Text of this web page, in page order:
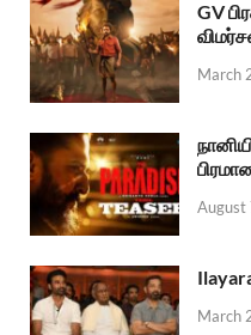
GV
March
August
March